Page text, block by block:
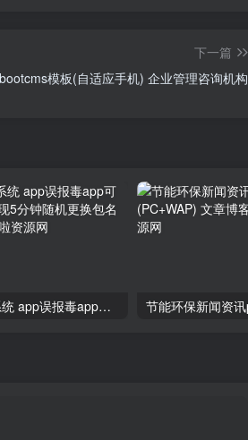
下一篇
模板(自适应手机) 企业管理咨询机构
APP封装系统 app误报毒app可上传 自动实现5分钟随机更换包名和签名